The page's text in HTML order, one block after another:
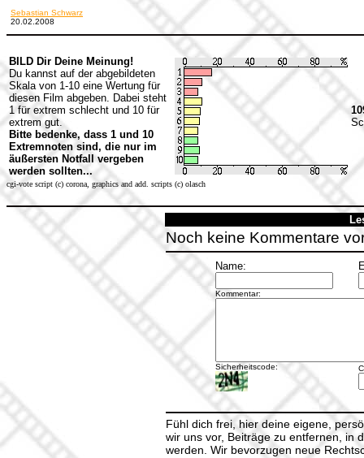
Sebastian Schwarz
20.02.2008
BILD Dir Deine Meinung!
Du kannst auf der abgebildeten
Skala von 1-10 eine Wertung für
diesen Film abgeben. Dabei steht
1 für extrem schlecht und 10 für
extrem gut.
Bitte bedenke, dass 1 und 10
Extremnoten sind, die nur im
äußersten Notfall vergeben
werden sollten...
cgi-vote script (c) corona, graphics and add. scripts (c) olasch
Noch keine Kommentare
Name:
Kommentar:
Sicherheitscode:
Fühl dich frei, hier deine eigene,
wir uns vor, Beiträge zu entfernen, in
werden. Wir bevorzugen neue